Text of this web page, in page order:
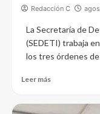
Redacción C
La Secretaría de
(SEDETI) trabaja
los tres órdenes
Leer más